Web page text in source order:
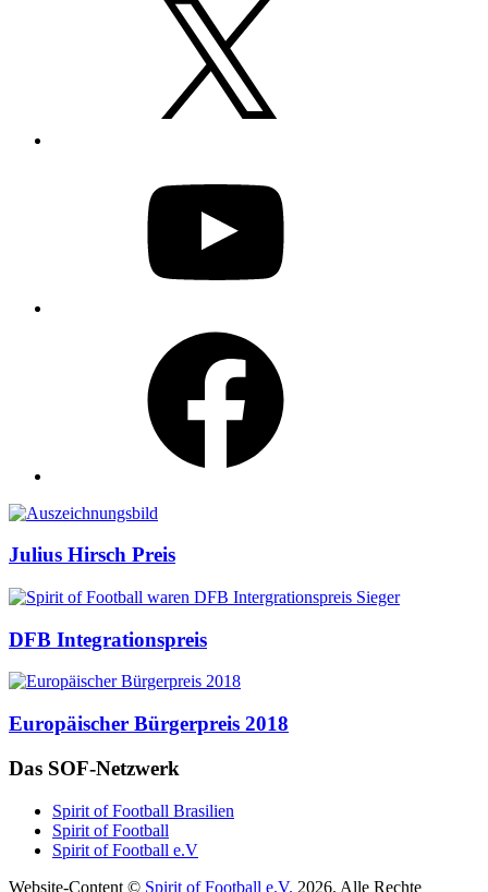
Auszeichnungen
Julius Hirsch Preis
DFB Integrationspreis
Europäischer Bürgerpreis 2018
Das SOF-Netzwerk
Spirit of Football Brasilien
Spirit of Football
Spirit of Football e.V
Website-Content © Spirit of Football e.V. 2026. Alle Rechte